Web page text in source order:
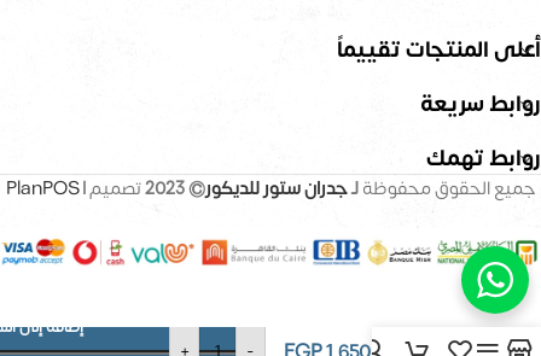
أعلى المنتجات تقييماً
روابط سريعة
روابط تهمك
جميع الحقوق محفوظةلـجدران ستور للديكور© 2023 تصميم |PlanPOS
ورق حائط –
إضافة إلى